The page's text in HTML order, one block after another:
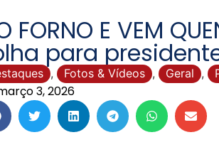
FORNO E VEM
para
, Fotos & Vídeos , Geral ,
3, 2026